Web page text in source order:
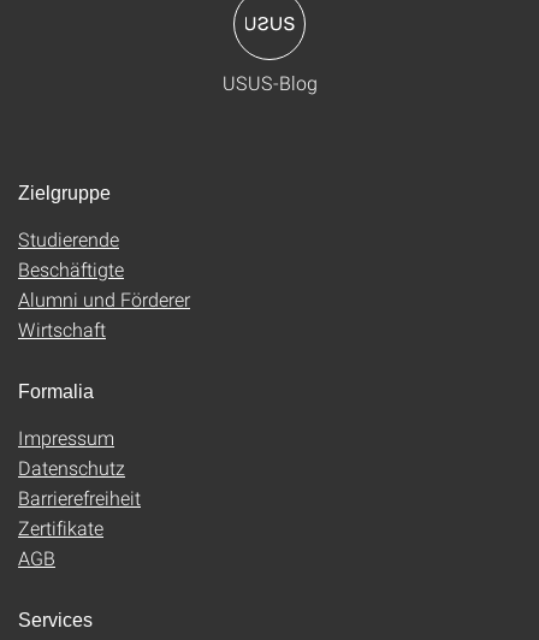
USUS-Blog
Zielgruppe
Studierende
Beschäftigte
Alumni und Förderer
Wirtschaft
Formalia
Impressum
Datenschutz
Barrierefreiheit
Zertifikate
AGB
Services